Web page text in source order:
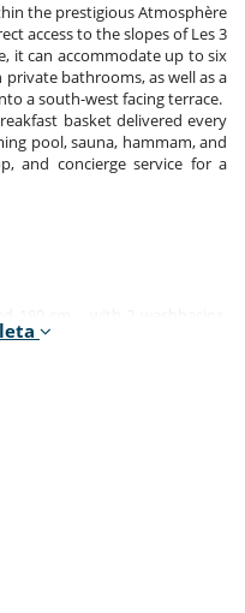
the prestigious Atmosphère
access to the slopes of Les 3
it can accommodate up to six
bathrooms, as well as a
a south-west facing terrace.
basket delivered every
pool, sauna, hammam, and
and concierge service for a
also TV, safe, private
TV, safe, private terrace,
180 cm. , with 2 washbasins,
TV, safe, private terrace,